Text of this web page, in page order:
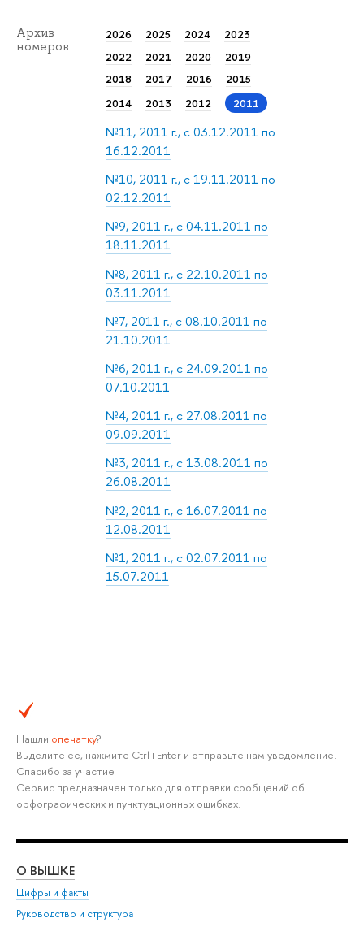
Архив
номеров
2026 2025 2024
2023
2022
2021 2020
2019
2018
2017 2016
2015
2014
2013 2012 2011
№11, 2011 г., с 03.12.2011 по
16.12.2011
№10, 2011 г., с 19.11.2011 по
02.12.2011
№9, 2011 г., с 04.11.2011 по
18.11.2011
№8, 2011 г., с 22.10.2011 по
03.11.2011
№7, 2011 г., с 08.10.2011 по
21.10.2011
№6, 2011 г., с 24.09.2011 по
07.10.2011
№4, 2011 г., с 27.08.2011 по
09.09.2011
№3, 2011 г., с 13.08.2011 по
26.08.2011
№2, 2011 г., с 16.07.2011 по
12.08.2011
№1, 2011 г., с 02.07.2011 по
15.07.2011
Нашли опечатку?
Выделите её, нажмите Ctrl+Enter и отправьте нам уведомление.
Спасибо за участие!
Сервис предназначен только для отправки сообщений об
орфографических и пунктуационных ошибках.
О ВЫШКЕ
Цифры и факты
Руководство и структура